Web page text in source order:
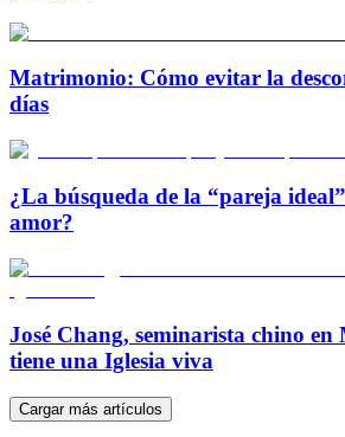
Matrimonio: Cómo evitar la
días
¿La búsqueda de la “pareja
amor?
José Chang, seminarista chino
tiene una Iglesia viva
Cargar más artículos